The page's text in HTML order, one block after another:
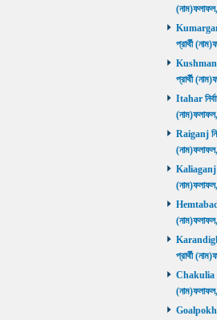
Kumarganj
প্রার্থী
প্রার্থী
Itahar
Raiganj
Kaliaganj
Hemtabad
Karandighi
প্রার্থী
Chakulia